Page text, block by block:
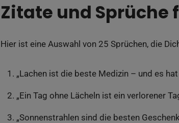
Zitate und Sprüche
Hier ist eine Auswahl von 25 Sprüchen, die
„Lachen ist die beste Medizin – und es
„Ein Tag ohne Lächeln ist ein verlorener
„Sonnenstrahlen sind die besten